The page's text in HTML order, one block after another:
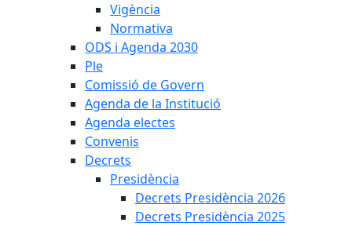
Vigència
Normativa
ODS i Agenda 2030
Ple
Comissió de Govern
Agenda de la Institució
Agenda electes
Convenis
Decrets
Presidència
Decrets Presidència 2026
Decrets Presidència 2025